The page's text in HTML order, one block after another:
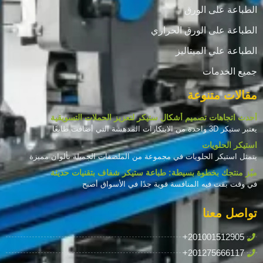
الطباعة على الورق
الطباعة على الورق الحراري
الطباعة علي الميتاليز
جميع الخدمات
مقالات متنوعة
أحدث اتجاهات تصميم أشكال ستيكر لتعزيز الحملات التسويقية
يعتبر ستيكر 3D واحدة من الابتكارات المدهشة التي أضافت طابعًا
استيكر الحلويات
يتمثل استيكر الحلويات في مجموعة من الملصقات الجميلة بألوان مميزة
ميّز منتجك بخطوة بسيطة: طباعة ستيكر شفاف بتقنيات حديثة
في وقت بقت فيه المنافسة قوية جدًا في الأسواق أصبح
تواصل معنا
+201001512905
+201275666117